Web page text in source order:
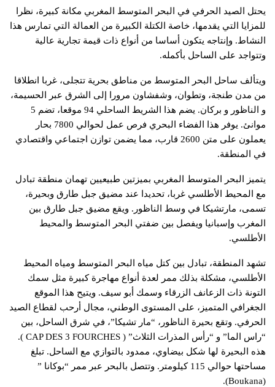
يحتل الصيد الحرفي في البحر المتوسط المغربي مكانة كبيرة، نظرا
للمزايا التي يقدمها، خاصة الكتلة الكبيرة من العمالة التي تمارس هذا
النشاط. وإنتاجه يتكون أساسا من أنواع ذات قيمة تجارية عالية
وتتواجد على الساحل بأكمله.
ويتألف ساحل البحر المتوسط من مناطق بحرية تتجلى، غربا انطلاقا
من مدن طنجة، وتطوان، وشفشاون مرورا إلى الشرق عبر الحسيمة،
و الناظور و بركان. يضم هذا الشريط الساحلي 94 موقعا، تضم 5
موانئ. يوفر هذا الفضاء البحري فرص عمل لحوالي 7800 بحار
يعملون على متن 2600 قارب، مما يضمن توازن اجتماعي واقتصادي
في المنطقة.
يتميز البحر المتوسط المغربي بميزتين طبيعيين تهمان منطقة تبادل
مع المحيط الأطلسي غربا، تحديدا عند مضيق جبل طارق وبحيرة،
تسمى، مارتشيكا في وسط الناظور. ويقع مضيق جبل طارق بين
المغرب وإسبانيا ويفصل بين ضفتي البحر المتوسط والمحيط
الأطلسي.
تشهد المنطقة، تبادل بين كتل مياه البحر المتوسط ومياه المحيط
الأطلسي، مشكلة بذلك ممر لعدة أنواع مهاجرة كبيرة مثل سمك
التونة ذات الزعانف الزرقاء وسمك أبو سيف. ويتيح هذا الموقع
الجغرافي المتميز، على المستوى الوطني، مجال أرحب لقطاع الصيد
الحرفي. وتقع بحيرة الناظور، “مار تشيكا”، في شرق الساحل، بين
“راس الما” و “رأس المذرات الثلاث” ( CAP DES 3 FOURCHES ).
هذه البحيرة لها شكل بيضاوي، ممدود بالتوازي مع الساحل. تبلغ
مساحتها حوالي 115 كيلومتر. وتتصل بالبحر عبر ممر “بوكانا ”
(Boukana).